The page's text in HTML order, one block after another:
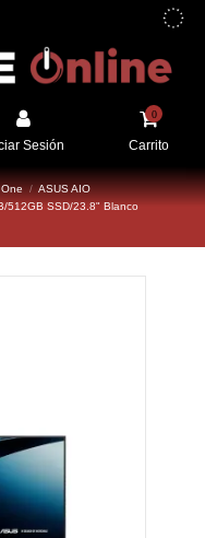
Sesión
0
Carrito
ASUS AIO
512GB SSD/23.8" Blanco